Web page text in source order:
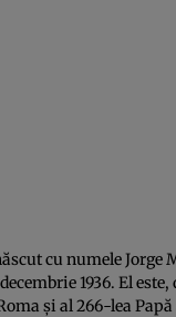
cu numele Jorge
1936. El
şi al 266-lea